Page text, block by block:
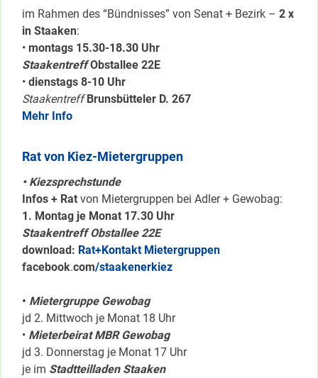
im Rahmen des “Bündnisses” von Senat + Bezirk – 2 x
in Staaken:
• montags 15.30-18.30 Uhr
Staakentreff Obstallee 22E
• dienstags 8-10 Uhr
Staakentreff Brunsbütteler D. 267
Mehr Info
Rat von Kiez-Mietergruppen
• Kiezsprechstunde
Infos + Rat von Mietergruppen bei Adler + Gewobag:
1. Montag je Monat 17.30 Uhr
Staakentreff Obstallee 22E
download: Rat+Kontakt Mietergruppen
facebook.com/staakenerkiez
• Mietergruppe Gewobag
jd 2. Mittwoch je Monat 18 Uhr
• Mieterbeirat MBR Gewobag
jd 3. Donnerstag je Monat 17 Uhr
je im Stadtteilladen Staaken